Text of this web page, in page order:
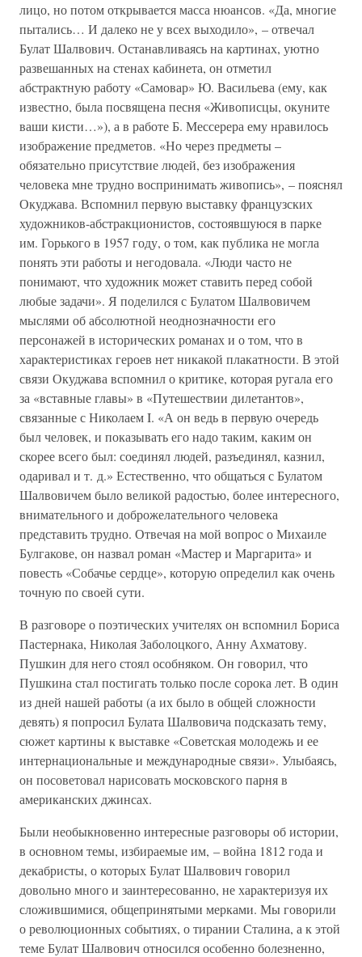
лицо, но потом открывается масса нюансов. «Да, многие
пытались… И далеко не у всех выходило», – отвечал
Булат Шалвович. Останавливаясь на картинах, уютно
развешанных на стенах кабинета, он отметил
абстрактную работу «Самовар» Ю. Васильева (ему, как
известно, была посвящена песня «Живописцы, окуните
ваши кисти…»), а в работе Б. Мессерера ему нравилось
изображение предметов. «Но через предметы –
обязательно присутствие людей, без изображения
человека мне трудно воспринимать живопись», – пояснял
Окуджава. Вспомнил первую выставку французских
художников-абстракционистов, состоявшуюся в парке
им. Горького в 1957 году, о том, как публика не могла
понять эти работы и негодовала. «Люди часто не
понимают, что художник может ставить перед собой
любые задачи». Я поделился с Булатом Шалвовичем
мыслями об абсолютной неоднозначности его
персонажей в исторических романах и о том, что в
характеристиках героев нет никакой плакатности. В этой
связи Окуджава вспомнил о критике, которая ругала его
за «вставные главы» в «Путешествии дилетантов»,
связанные с Николаем I. «А он ведь в первую очередь
был человек, и показывать его надо таким, каким он
скорее всего был: соединял людей, разъединял, казнил,
одаривал и т. д.» Естественно, что общаться с Булатом
Шалвовичем было великой радостью, более интересного,
внимательного и доброжелательного человека
представить трудно. Отвечая на мой вопрос о Михаиле
Булгакове, он назвал роман «Мастер и Маргарита» и
повесть «Собачье сердце», которую определил как очень
точную по своей сути.
В разговоре о поэтических учителях он вспомнил Бориса
Пастернака, Николая Заболоцкого, Анну Ахматову.
Пушкин для него стоял особняком. Он говорил, что
Пушкина стал постигать только после сорока лет. В один
из дней нашей работы (а их было в общей сложности
девять) я попросил Булата Шалвовича подсказать тему,
сюжет картины к выставке «Советская молодежь и ее
интернациональные и международные связи». Улыбаясь,
он посоветовал нарисовать московского парня в
американских джинсах.
Были необыкновенно интересные разговоры об истории,
в основном темы, избираемые им, – война 1812 года и
декабристы, о которых Булат Шалвович говорил
довольно много и заинтересованно, не характеризуя их
сложившимися, общепринятыми мерками. Мы говорили
о революционных событиях, о тирании Сталина, а к этой
теме Булат Шалвович относился особенно болезненно,